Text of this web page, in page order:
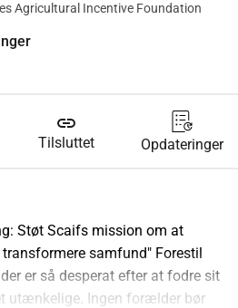
Agricultural Incentive Foundation
link
Tilsluttet Opdateringer
Støt Scaifs mission om at
samfund" Forestil
er så desperat efter at fodre sit
utænkelige. Ingen forælder bør